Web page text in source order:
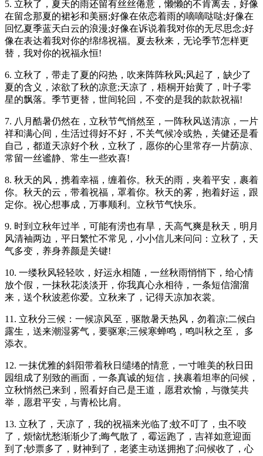
5. 立秋了，夏天的雨还留有丝丝倦意，懒懒的不肯离去，好像
在留念那夏的裙衫和美丽;好像在依恋着雨的嘀嘀哒哒;好像在
回忆夏季蓝天白云的浪漫;好像在诉说着我对你的无尽思念;好
像在表达着我对你的绵绵祝福。夏去秋来，无论季节怎样更
替，我对你的祝福永恒!
6. 立秋了，带走了夏的闷热，吹来阵阵秋风;风起了，缺少了
夏的含义，浓欲了秋的凉意;天凉了，梧桐开始黄了，叶子零
星的飘落。季节更替，世间轮回，不变的是我的款款祝福!
7. 八月酷暑仍然在，立秋节气悄然至，一阵秋风送清凉，一片
祥和满心间，生活过得好不好，不关气候冷或热，关健还是看
自己，都道天凉好个秋，立秋了，愿你的心里常存一片荫凉、
常留一丝谧静、常生一些欢喜!
8. 秋天的风，携着幸福，缠着你。秋天的雨，夹着平安，裹着
你。秋天的云，带着祝福，罩着你。秋天的雾，抱着好运，跟
定你。祝心想事成，万事顺利。立秋节气快乐。
9. 时到立秋年过半，可能有涝也有旱，天高气爽是秋天，明月
风清袖两边，平日繁忙不常见，小小信儿来问问：立秋了，天
气多变，养身养颜是关键!
10. 一缕秋风轻轻吹，好运永相随，一丝秋雨悄悄下，给心情
放个假，一抹秋花淡淡开，你我真心永相待，一条短信溜溜
来，送个秋波惹你爱。立秋来了，记得天凉加衣裳。
11. 立秋分三候：一候凉风至，驱散暑天热风，勿着凉;二候白
露生，送来潮湿雾气，要驱寒;三候寒蝉鸣，鸣叫秋之至， 多
添衣。
12. 一抹优雅的斜阳带着秋日缱绻的情意，一寸唯美的秋日田
园组成了别致的画面，一条真诚的短信，挟裹着坦率的问候，
立秋悄然已来到，照看好自己是王道，愿君欢愉，与微笑共
举，愿君平安，与青松比肩。
13. 立秋了，天凉了，我的祝福来光临了;蚊不叮了，虫不咬
了，烦恼忧愁渐渐少了;晦气散了，霉运跑了，吉祥如意迎面
到了;钞票多了，财神到了，老婆主动送拥抱了;问候收了，心